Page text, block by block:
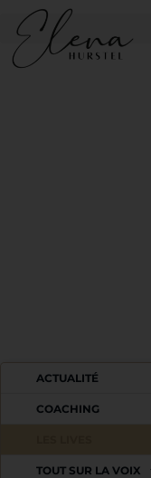
ACTUALITÉ
COACHING
TOUT SUR LA VOIX